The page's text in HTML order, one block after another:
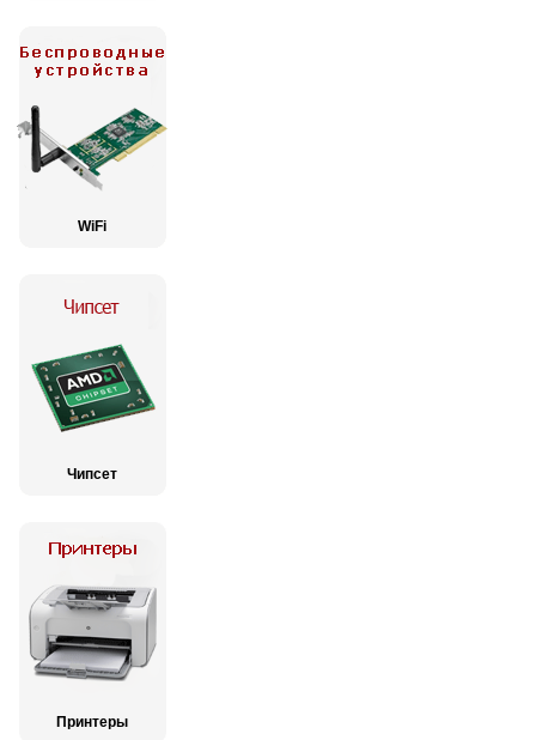
WiFi
Чипсет
Принтеры